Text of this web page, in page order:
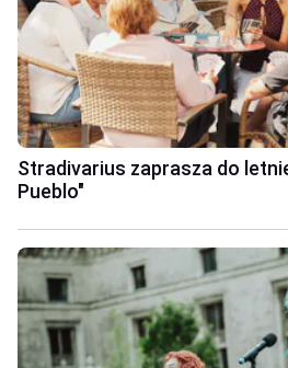
Stradivarius zaprasza do
Pueblo"